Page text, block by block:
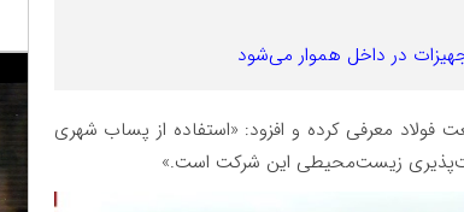
در داخل هموار می‌شود
فولاد معرفی کرده و افزود: «استفاده از پساب شهری
زیست‌محیطی این شرکت است.»